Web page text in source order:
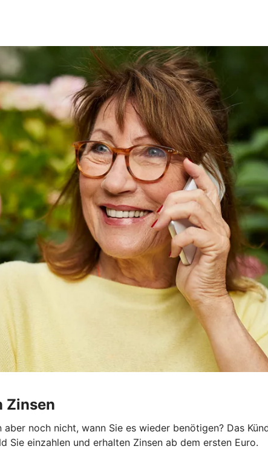
Zinsen
noch nicht, wann Sie es wieder benötigen? Das
Sie einzahlen und erhalten Zinsen ab dem ersten Euro.